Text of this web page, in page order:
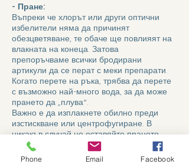
- Пране:
Въпреки че хлорът или други оптични
избелители няма да причинят
обезцветяване, те обаче ще повлияят на
влакната на конеца. Затова
препоръчваме всички бродирани
артикули да се перат с меки препарати.
Когато перете на ръка, трябва да перете
с възможно най-много вода, за да може
прането да „плува“.
Важно е да изплакнете обилно преди
изстискване или центрофугиране. В
никакъв случай не оставяйте прането
мокро. И двете са особено важни за
бродерия, която се пере за първи път.
Phone Email Facebook